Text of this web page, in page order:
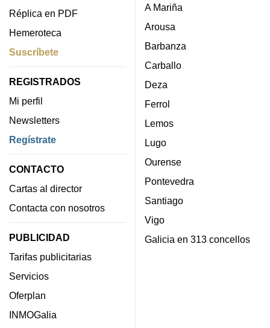
Réplica en PDF
Hemeroteca
Suscríbete
REGISTRADOS
Mi perfil
Newsletters
Regístrate
CONTACTO
Cartas al director
Contacta con nosotros
PUBLICIDAD
Tarifas publicitarias
Servicios
Oferplan
INMOGalia
A Mariña
Arousa
Barbanza
Carballo
Deza
Ferrol
Lemos
Lugo
Ourense
Pontevedra
Santiago
Vigo
Galicia en 313 concellos